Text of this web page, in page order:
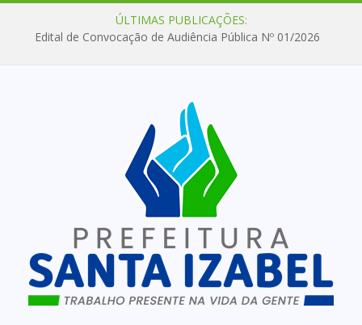
ÚLTIMAS PUBLICAÇÕES:
Edital de Convocação de Audiência Pública Nº 01/2026